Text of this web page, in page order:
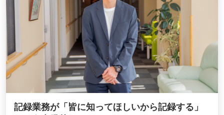
記録業務が「皆に知ってほしいから記録する」